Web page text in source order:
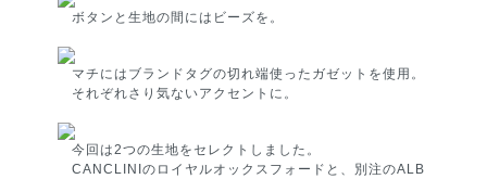
ボタンと生地の間にはビーズを。
マチにはブランドタグの切れ端使ったガゼットを使用。
それぞれさり気ないアクセントに。
今回は2つの生地をセレクトしました。
CANCLINIのロイヤルオックスフォードと、別注のALB